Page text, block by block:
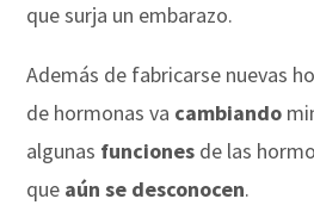
que surja un embarazo.
Además de fabricarse nuevas
de hormonas va cambiando
algunas funciones de las
que aún se desconocen.